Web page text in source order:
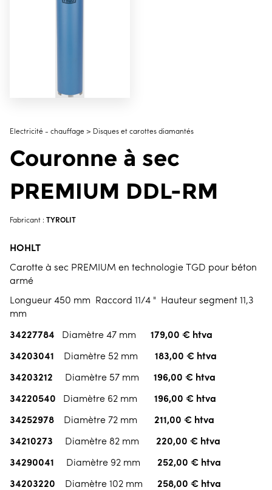
Electricité - chauffage > Disques et carottes diamantés
Couronne à sec
PREMIUM DDL-RM
Fabricant : TYROLIT
HOHLT
Carotte à sec PREMIUM en technologie TGD pour béton
armé
Longueur 450 mm Raccord 11/4 " Hauteur segment 11,3
mm
34227784 Diamètre 47 mm 179,00 € htva
34203041
Diamètre 52 mm
183,00 € htva
34203212
Diamètre 57 mm
196,00 € htva
34220540
Diamètre 62 mm
196,00 € htva
34252978
Diamètre 72 mm
211,00 € htva
34210273
Diamètre 82 mm
220,00 € htva
34290041
Diamètre 92 mm
252,00 € htva
34203220
Diamètre 102 mm
258,00 € htva